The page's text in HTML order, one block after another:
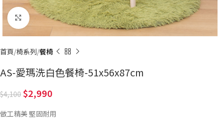
Click to enlarge
首頁 椅系列 餐椅
AS-愛瑪洗白色餐椅-51x56x87cm
4,100 2,990
做工精美 堅固耐用